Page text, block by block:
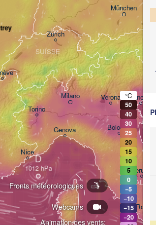
Animation des vents:
Webcams
Fronts météorologiques
Milano
Torino
Genova
Verona
Zürich
Nice
SUISSE
Roma
München
Venezia
Perugia
Bologna
ITALIE
D
°C
50
40
30
25
20
15
10
5
0
−5
−10
−15
−20